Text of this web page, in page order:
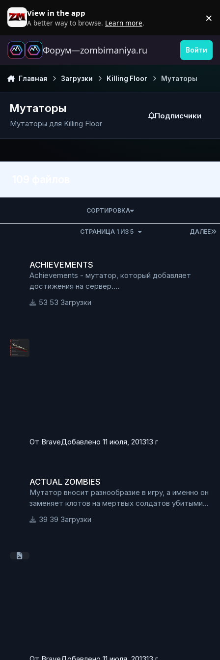
Перейти к содержанию
View in the app
A better way to browse. Learn more. ×
Форум—zombimaniya.ru Войти
Главная Загрузки Killing Floor Мутаторы
Мутаторы
Мутаторы для Killing Floor
Подписчики
ДАЛЕЕ
СТРАНИЦА 1 ИЗ 5
СОРТИРОВКА
ACHIEVEMENTS
Achievements - мутатор, который добавляет
достижения на сервер.
Код что бы подключить мутатор:
53 Загрузки
От BraveДобавлено 11 июля, 201313 г
ACTUAL ZOMBIES
Мутатор вносит разнообразие в игру, а именно он
заменяет клотов на мертвых солдатов убитыми
39 Загрузки